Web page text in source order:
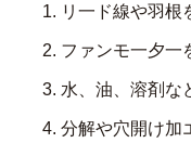
リ一ド線や羽根
ファンモ一夕一
水、油、溶剤な
分解や穴開け加